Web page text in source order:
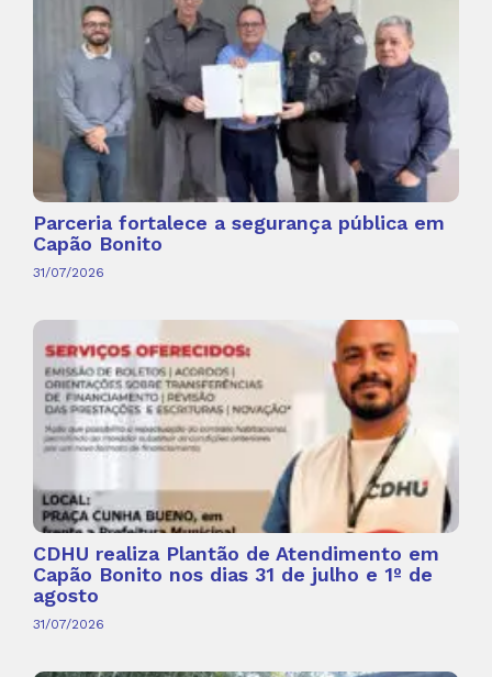
Parceria fortalece a segurança pública em
Capão Bonito
31/07/2026
CDHU realiza Plantão de Atendimento em
Capão Bonito nos dias 31 de julho e 1º de
agosto
31/07/2026